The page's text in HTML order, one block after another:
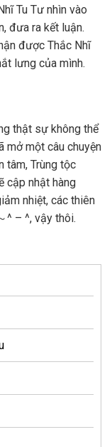
Tu Tư nhìn vào
đưa ra kết luận.
được Thắc Nhĩ
lưng của mình.
thật sự không thể
mở một câu chuyện
tâm, Trùng tộc
cập nhật hàng
nhiệt, các thiên
^ – ^, vậy thôi.